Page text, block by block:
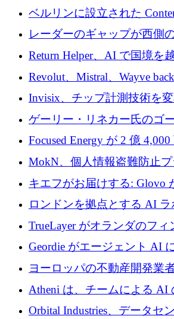
インテリジェンス プラット
ベルリンに設立された
に買収される
レーダーのギャップが西側
そしてベルリンのチップス
れを埋める
Return Helper、AI で国境を
の返品を利益に変えるシリ
ルを調達
Revolut、Mistral、Wayve
Europe」キャンペーン
Invisix、チップ計測技術を
2,000 万ユーロのシードラウ
ゲーリー・リネカー氏のゴ
事業を開始
Focused Energy が 2 億
TrueLayer が In3 を買収、ロ
を奪還
MokN、個人情報盗難防止
の成長のためにシリーズ A
調達
キエフがお届けする: Glovo
イナで最も急速に成長する
ように拡大したか
ロンドンを拠点とする AI ラ
5,000 万ドルの資金調達でス
TrueLayer がオランダのフ
収、チェックアウト時にク
Geordie がエージェント AI
ガバナンスをもたらすため
ヨーロッパの不動産開発業
目を向けているため、
1億ユーロを突破
Atheni は、チームによる AI
用を支援するために 35 万
Orbital Industries、データセ